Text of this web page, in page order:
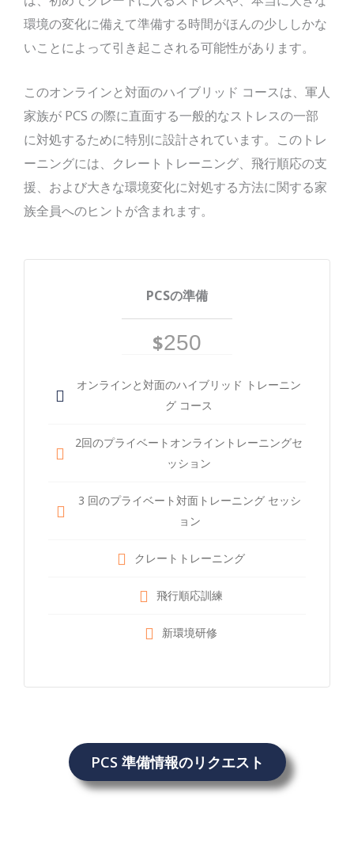
環境の変化に備えて準備する時間がほんの少ししかな
いことによって引き起こされる可能性があります。
このオンラインと対面のハイブリッド コースは、軍人
家族が PCS の際に直面する一般的なストレスの一部
に対処するために特別に設計されています。このトレ
ーニングには、クレートトレーニング、飛行順応の支
援、および大きな環境変化に対処する方法に関する家
族全員へのヒントが含まれます。
PCSの準備
$250
オンラインと対面のハイブリッド トレーニン
グ コース
2回のプライベートオンライントレーニングセ
ッション
3 回のプライベート対面トレーニング セッシ
ョン
クレートトレーニング
飛行順応訓練
新環境研修
PCS 準備情報のリクエスト